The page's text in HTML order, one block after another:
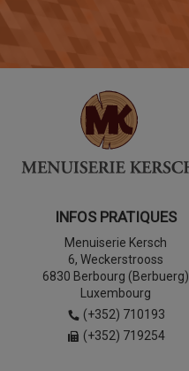
INFOS PRATIQUES
Menuiserie Kersch
6, Weckerstrooss
6830 Berbourg (Berbuerg)
Luxembourg
(+352) 710193
(+352) 719254